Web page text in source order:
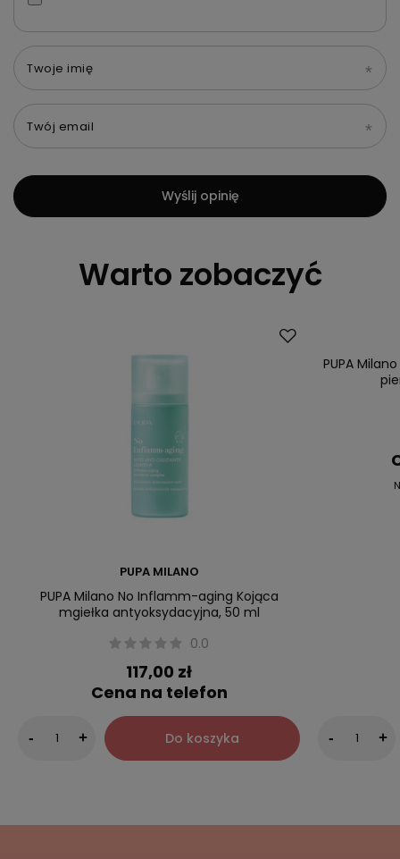
Twoje imię
Twój email
Wyślij opinię
Warto zobaczyć
PUPA MILANO
PUPA Milano No Inflamm-aging Kojąca
mgiełka antyoksydacyjna, 50 ml
0.0
117,00 zł
Cena na telefon
- + Do koszyka
Przecena
PUPA
- +